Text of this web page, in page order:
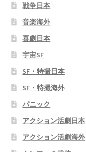
戦争日本
音楽海外
喜劇日本
宇宙SF
SF・特撮日本
SF・特撮海外
パニック
アクション活劇日本
アクション活劇海外